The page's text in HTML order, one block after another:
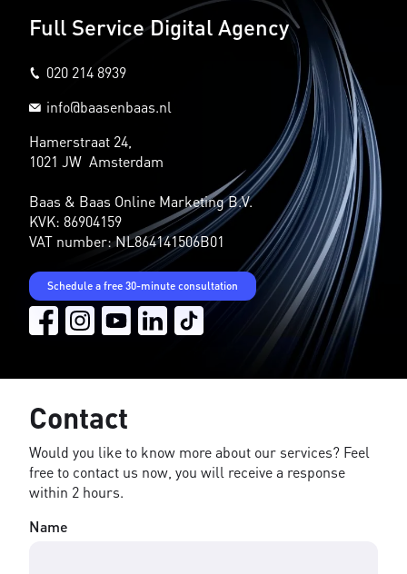
Full Service Digital Agency
020 214 8939
info@baasenbaas.nl
Hamerstraat 24,
1021 JW Amsterdam
Baas & Baas Online Marketing B.V.
KVK: 86904159
VAT number: NL864141506B01
Schedule a free 30-minute consultation
Contact
Would you like to know more about our services? Feel
free to contact us now, you will receive a response
within 2 hours.
Name